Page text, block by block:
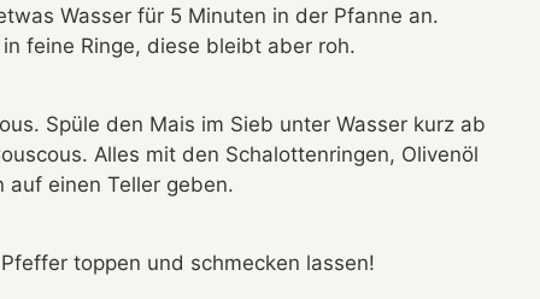
Wasser für 5 Minuten in der Pfanne an.
feine Ringe, diese bleibt aber roh.
Spüle den Mais im Sieb unter Wasser kurz ab
Alles mit den Schalottenringen, Olivenöl
auf einen Teller geben.
toppen und schmecken lassen!